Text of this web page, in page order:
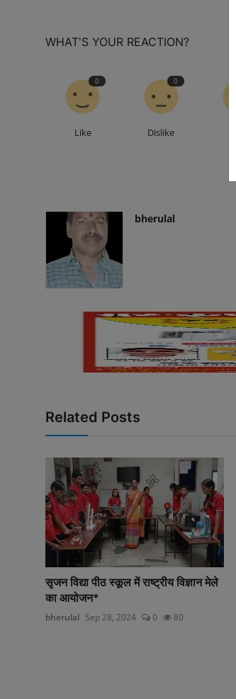
WHAT'S YOUR REACTION?
0
Like
0
Dislike
bherulal
Related Posts
सृजन विद्या पीठ स्कूल में राष्ट्रीय विज्ञान मेले
का आयोजन*
bherulal Sep 28, 2024 0 80